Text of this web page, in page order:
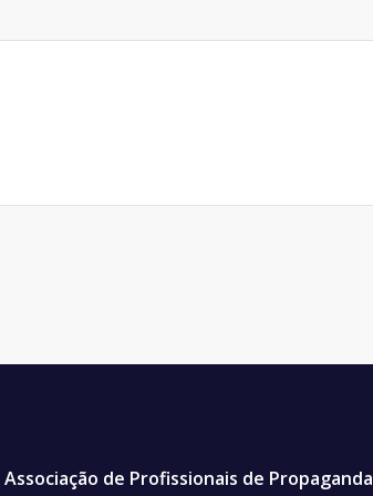
Associação de Profissionais de Propaganda